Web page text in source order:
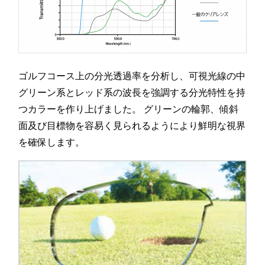
ゴルフコース上の分光透過率を分析し、可視光線の中
グリーン系とレッド系の波長を強調する分光特性を持
つカラーを作り上げました。 グリーンの輪郭、傾斜
面及び目標物を容易く見られるようにより鮮明な視界
を確保します。